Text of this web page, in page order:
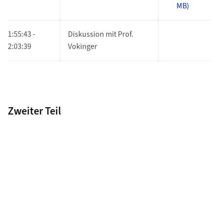
MB)
1:55:43 -
2:03:39
Diskussion mit Prof.
Vokinger
Zweiter Teil